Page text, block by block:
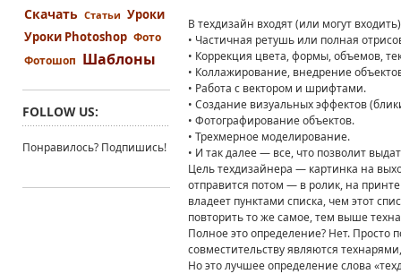
В техдизайн входят (или могут
• Частичная ретушь или полная
• Коррекция цвета, формы, объемов,
• Коллажирование, внедрение
• Работа с вектором и шрифтами.
• Создание визуальных эффектов
• Фотографирование объектов.
• Трехмерное моделирование.
• И так далее — все, что позволит
Цель техдизайнера — картинка на
отправится потом — в ролик, на
владеет пунктами списка, чем этот
повторить то же самое, тем выше
Полное это определение? Нет. Просто
совместительству являются
Но это лучшее определение слова
Скачать Статьи Уроки
Уроки Photoshop Фото
Фотошоп Шаблоны
FOLLOW US:
Понравилось? Подпишись!